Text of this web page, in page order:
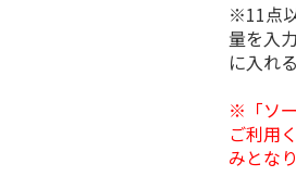
※11点
量を入
に入れ
※「ソ
ご利用
みとな